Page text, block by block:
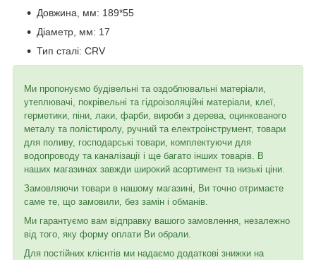
Довжина, мм: 189*55
Діаметр, мм: 17
Тип сталі: CRV
Ми пропонуємо будівельні та оздоблювальні матеріали,
утеплювачі, покрівельні та гідроізоляційні матеріали, клеї,
герметики, піни, лаки, фарби, вироби з дерева, оцинкованого
металу та полістиролу, ручний та електроінструмент, товари
для поливу, господарські товари, комплектуючи для
водопроводу та каналізації і ще багато інших товарів. В
наших магазинах завжди широкий асортимент та низькі ціни.
Замовляючи товари в нашому магазині, Ви точно отримаєте
саме те, що замовили, без замін і обманів.
Ми гарантуємо вам відправку вашого замовлення, незалежно
від того, яку форму оплати Ви обрали.
Для постійних клієнтів ми надаємо додаткові знижки на